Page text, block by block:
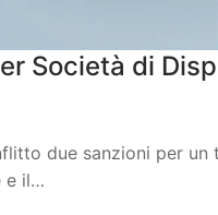
Società di
due sanzioni per
e il…